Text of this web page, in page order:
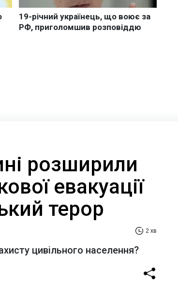
розширили
евакуації
терор
2 хв
цивільного населення?